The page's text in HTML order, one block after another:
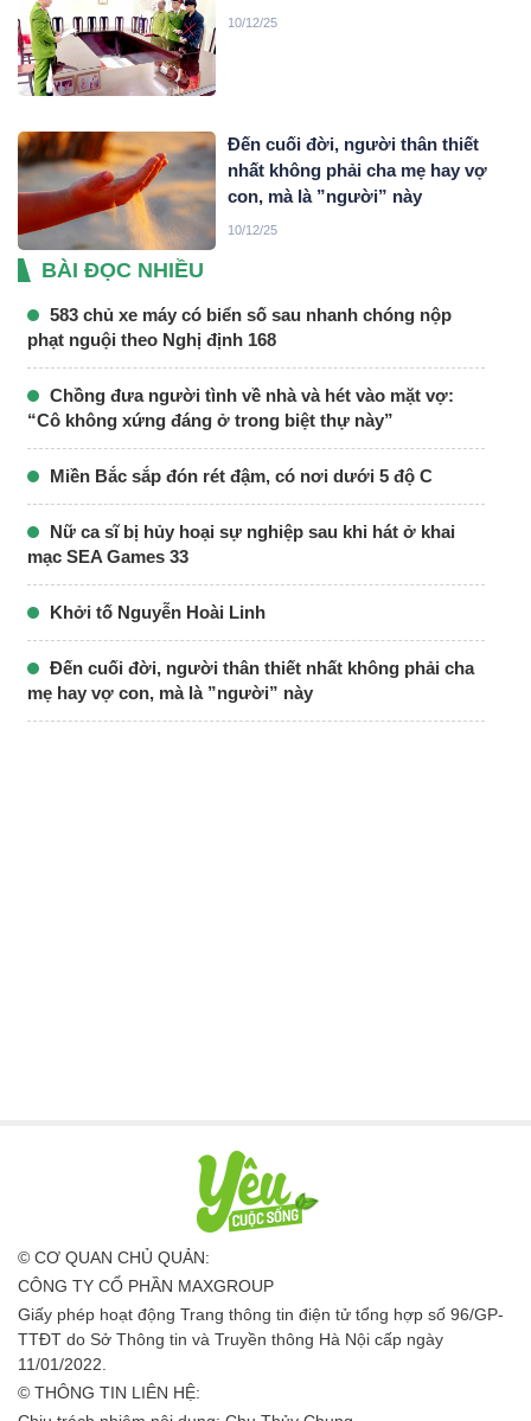
10/12/25
Đến cuối đời, người thân thiết
nhất không phải cha mẹ hay vợ
con, mà là ”người” này
10/12/25
BÀI ĐỌC NHIỀU
583 chủ xe máy có biển số sau nhanh chóng nộp
phạt nguội theo Nghị định 168
Chồng đưa người tình về nhà và hét vào mặt vợ:
“Cô không xứng đáng ở trong biệt thự này”
Miền Bắc sắp đón rét đậm, có nơi dưới 5 độ C
Nữ ca sĩ bị hủy hoại sự nghiệp sau khi hát ở khai
mạc SEA Games 33
Khởi tố Nguyễn Hoài Linh
Đến cuối đời, người thân thiết nhất không phải cha
mẹ hay vợ con, mà là ”người” này
© CƠ QUAN CHỦ QUẢN:
CÔNG TY CỔ PHẦN MAXGROUP
Giấy phép hoạt động Trang thông tin điện tử tổng hợp số 96/GP-
TTĐT do Sở Thông tin và Truyền thông Hà Nội cấp ngày
11/01/2022.
© THÔNG TIN LIÊN HỆ: